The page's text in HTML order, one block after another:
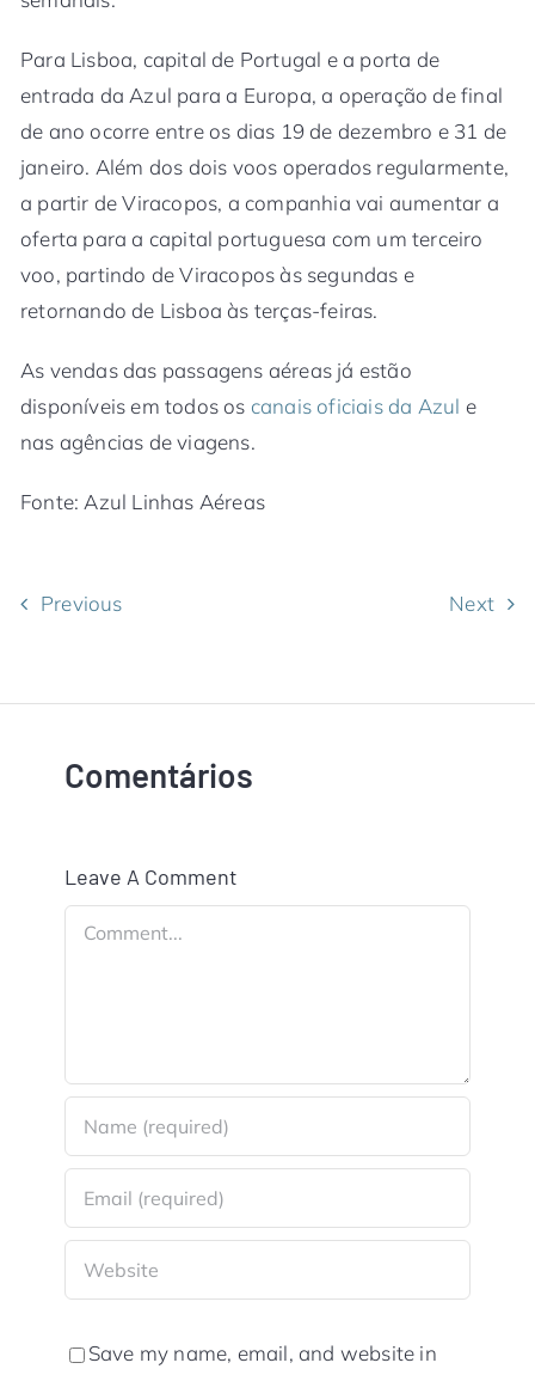
Para Lisboa, capital de Portugal e a porta de
entrada da Azul para a Europa, a operação de final
de ano ocorre entre os dias 19 de dezembro e 31 de
janeiro. Além dos dois voos operados regularmente,
a partir de Viracopos, a companhia vai aumentar a
oferta para a capital portuguesa com um terceiro
voo, partindo de Viracopos às segundas e
retornando de Lisboa às terças-feiras.
As vendas das passagens aéreas já estão
disponíveis em todos os canais oficiais da Azul e
nas agências de viagens.
Fonte: Azul Linhas Aéreas
Previous Next
Comentários
Leave A Comment
Comment
Save my name, email, and website in